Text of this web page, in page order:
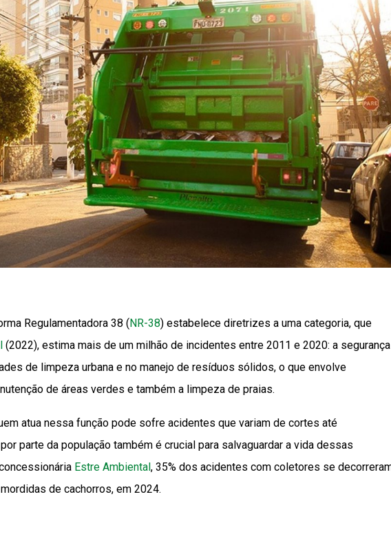
Regulamentadora 38 (NR-38) estabelece diretrizes a uma categoria, que
(2022), estima mais de um milhão de incidentes entre 2011 e 2020: a segurança
de limpeza urbana e no manejo de resíduos sólidos, o que envolve
de áreas verdes e também a limpeza de praias.
atua nessa função pode sofre acidentes que variam de cortes até
parte da população também é crucial para salvaguardar a vida dessas
Estre Ambiental, 35% dos acidentes com coletores se
de cachorros, em 2024.